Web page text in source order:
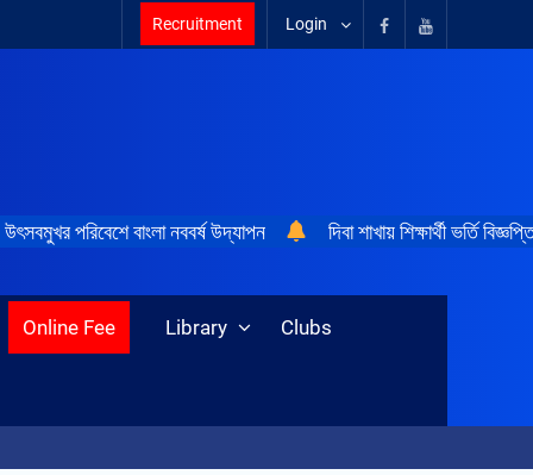
Recruitment Login
উৎসবমুখর পরিবেশে বাংলা নববর্ষ উদ্‌যাপন দিবা শাখায় শিক্ষার্থী ভর্তি
Online Fee Library Clubs